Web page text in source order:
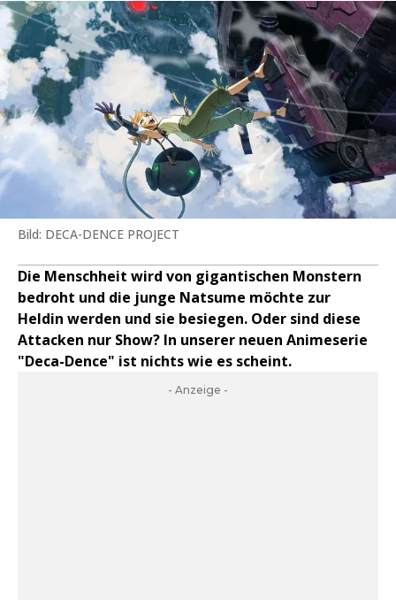
Bild: DECA-DENCE PROJECT
Die Menschheit wird von gigantischen Monstern
bedroht und die junge Natsume möchte zur
Heldin werden und sie besiegen. Oder sind diese
Attacken nur Show? In unserer neuen Animeserie
"Deca-Dence" ist nichts wie es scheint.
- Anzeige -